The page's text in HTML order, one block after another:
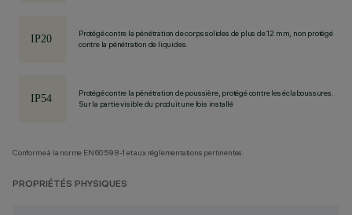
Protégé contre la pénétration de corps solides de plus de 12 mm, non protégé
contre la pénétration de liquides.
Protégé contre la pénétration de poussière, protégé contre les éclaboussures.
Sur la partie visible du produit une fois installé
Conforme à la norme EN60598-1 et aux réglementations pertinentes.
PROPRIÉTÉS PHYSIQUES